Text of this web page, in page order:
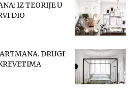
IZ TEORIJE U
DIO
DRUGI